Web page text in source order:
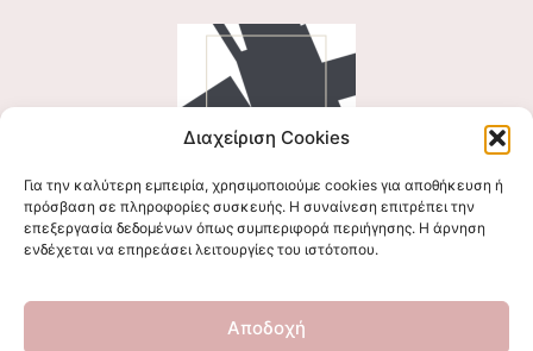
Διαχείριση Cookies
Για την καλύτερη εμπειρία, χρησιμοποιούμε cookies για αποθήκευση ή
πρόσβαση σε πληροφορίες συσκευής. Η συναίνεση επιτρέπει την
επεξεργασία δεδομένων όπως συμπεριφορά περιήγησης. Η άρνηση
ενδέχεται να επηρεάσει λειτουργίες του ιστότοπου.
Αποδοχή
Ακολουθήστε μας
Επικοινωνήστε μαζί μας